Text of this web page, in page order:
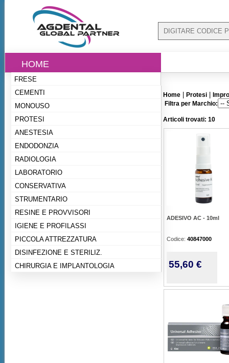
HOME
FRESE
CEMENTI
MONOUSO
PROTESI
ANESTESIA
ENDODONZIA
RADIOLOGIA
LABORATORIO
CONSERVATIVA
STRUMENTARIO
RESINE E PROVVISORI
IGIENE E PROFILASSI
PICCOLA ATTREZZATURA
DISINFEZIONE E STERILIZ.
CHIRURGIA E IMPLANTOLOGIA
Home Protesi
Filtra per Marchio:
Articoli trovati: 10
ADESIVO AC - 10ml
Codice: 40847000
55,60 €